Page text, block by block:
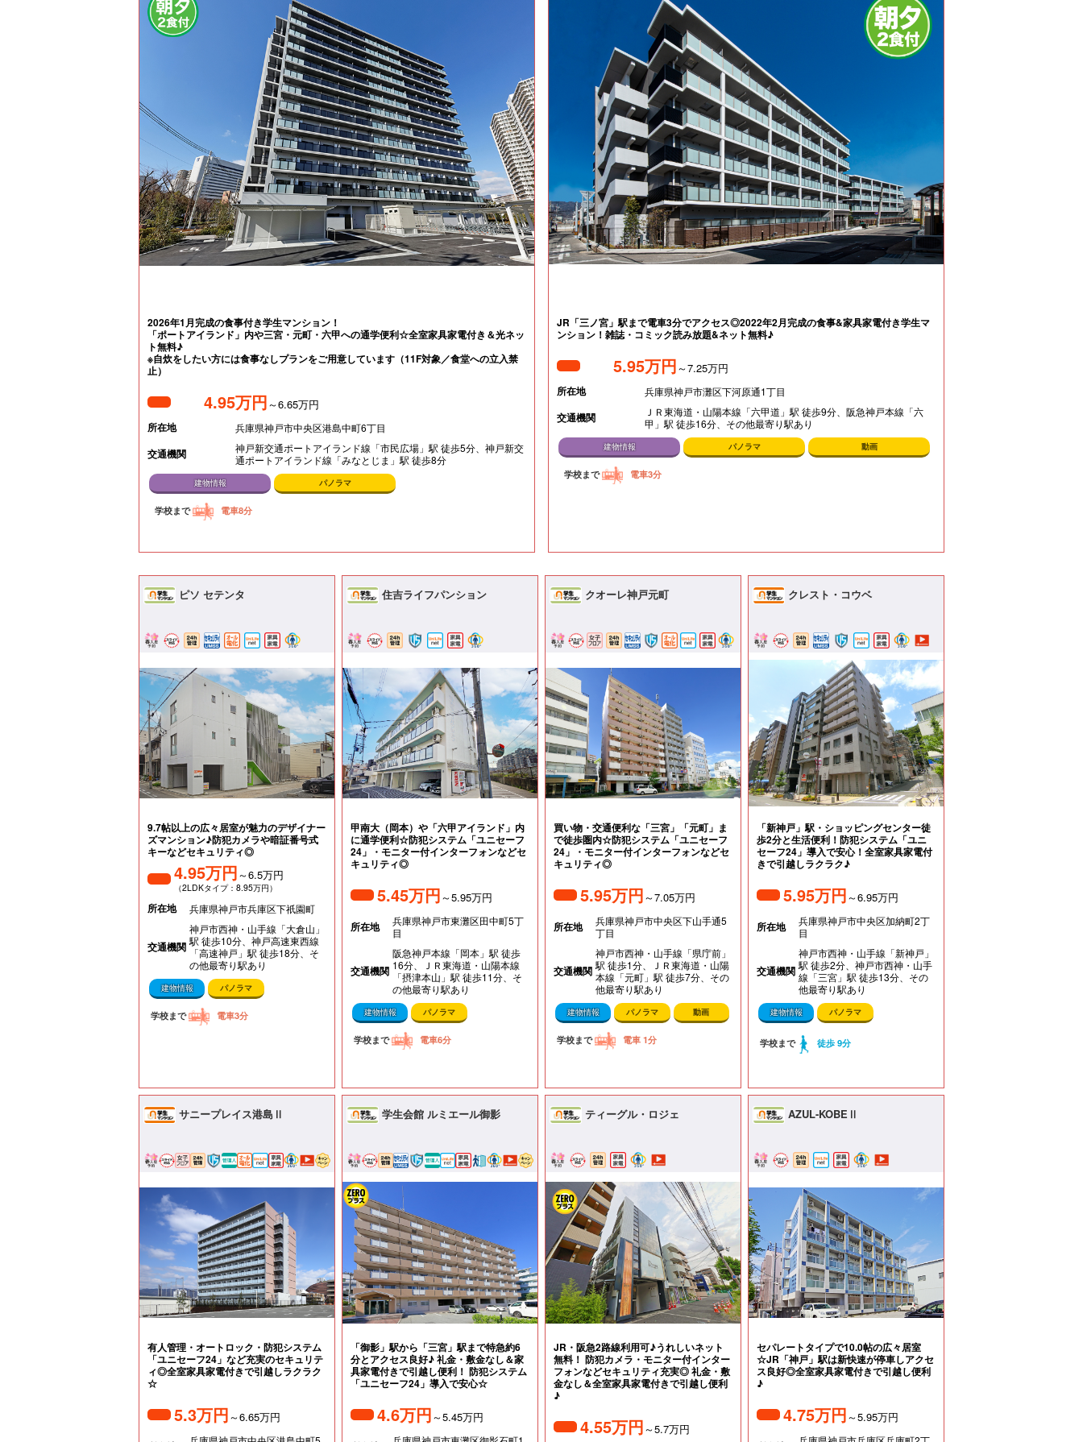
2026年1月完成の食事付き学生マンション！
「ポートアイランド」内や三宮・元町・六甲への通学便利☆全室家具家電付き＆光ネッ
ト無料♪
※自炊をしたい方には食事なしプランをご用意しています（11F対象／食堂への立入禁
止）
4.95万円～6.65万円
所在地 兵庫県神戸市中央区港島中町6丁目
交通機関
神戸新交通ポートアイランド線「市民広場」駅 徒歩5分、神戸新交
通ポートアイランド線「みなとじま」駅 徒歩8分
建物情報 パノラマ
学校まで 電車8分
JR「三ノ宮」駅まで電車3分でアクセス◎2022年2月完成の食事&家具家電付き学生マ
ンション！雑誌・コミック読み放題&ネット無料♪
5.95万円～7.25万円
所在地 兵庫県神戸市灘区下河原通1丁目
交通機関
ＪＲ東海道・山陽本線「六甲道」駅 徒歩9分、阪急神戸本線「六
甲」駅 徒歩16分、その他最寄り駅あり
建物情報 パノラマ 動画
学校まで 電車3分
ピソ セテンタ
9.7帖以上の広々居室が魅力のデザイナー
ズマンション♪防犯カメラや暗証番号式
キーなどセキュリティ◎
4.95万円～6.5万円
（2LDKタイプ：8.95万円）
所在地 兵庫県神戸市兵庫区下祇園町
交通機関
神戸市西神・山手線「大倉山」
駅 徒歩10分、神戸高速東西線
「高速神戸」駅 徒歩18分、そ
の他最寄り駅あり
建物情報 パノラマ
学校まで 電車3分
住吉ライフパンション
甲南大（岡本）や「六甲アイランド」内
に通学便利☆防犯システム「ユニセーフ
24」・モニター付インターフォンなどセ
キュリティ◎
5.45万円～5.95万円
所在地
兵庫県神戸市東灘区田中町5丁
目
交通機関
阪急神戸本線「岡本」駅 徒歩
16分、ＪＲ東海道・山陽本線
「摂津本山」駅 徒歩11分、そ
の他最寄り駅あり
建物情報 パノラマ
学校まで 電車6分
クオーレ神戸元町
買い物・交通便利な「三宮」「元町」ま
で徒歩圏内☆防犯システム「ユニセーフ
24」・モニター付インターフォンなどセ
キュリティ◎
5.95万円～7.05万円
所在地
兵庫県神戸市中央区下山手通5
丁目
交通機関
神戸市西神・山手線「県庁前」
駅 徒歩1分、ＪＲ東海道・山陽
本線「元町」駅 徒歩7分、その
他最寄り駅あり
建物情報 パノラマ 動画
学校まで 電車 1分
クレスト・コウベ
「新神戸」駅・ショッピングセンター徒
歩2分と生活便利！防犯システム「ユニ
セーフ24」導入で安心！全室家具家電付
きで引越しラクラク♪
5.95万円～6.95万円
所在地
兵庫県神戸市中央区加納町2丁
目
交通機関
神戸市西神・山手線「新神戸」
駅 徒歩2分、神戸市西神・山手
線「三宮」駅 徒歩13分、その
他最寄り駅あり
建物情報 パノラマ
学校まで 徒歩 9分
サニープレイス港島Ⅱ
有人管理・オートロック・防犯システム
「ユニセーフ24」など充実のセキュリテ
ィ◎全室家具家電付きで引越しラクラク
☆
5.3万円～6.65万円
学生会館 ルミエール御影
「御影」駅から「三宮」駅まで特急約6
分とアクセス良好♪ 礼金・敷金なし＆家
具家電付きで引越し便利！ 防犯システム
「ユニセーフ24」導入で安心☆
4.6万円～5.45万円
ティーグル・ロジェ
JR・阪急2路線利用可♪うれしいネット
無料！ 防犯カメラ・モニター付インター
フォンなどセキュリティ充実◎ 礼金・敷
金なし＆全室家具家電付きで引越し便利
♪
4.55万円～5.7万円
AZUL-KOBEⅡ
セパレートタイプで10.0帖の広々居室
☆JR「神戸」駅は新快速が停車しアクセ
ス良好◎全室家具家電付きで引越し便利
♪
4.75万円～5.95万円